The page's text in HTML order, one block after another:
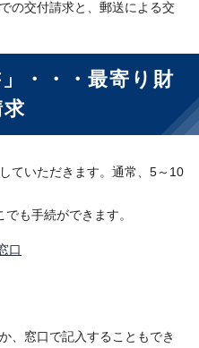
の交付請求と、郵送による交
」・・・最寄り財
ていただきます。通常、5～10
も手続ができます。
口
、窓口で記入することもでき